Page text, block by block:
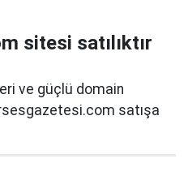
sitesi satılıktır
ve güçlü domain
satışa